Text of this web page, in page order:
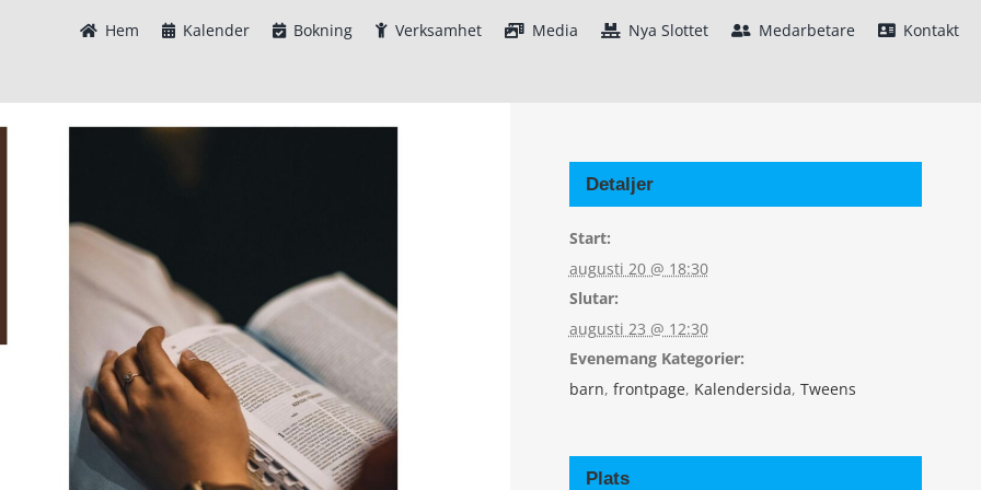
Hem Kalender Bokning Verksamhet Media Nya Slottet Medarbetare Kontakt
Detaljer
Start:
augusti 20 @ 18:30
Slutar:
augusti 23 @ 12:30
Evenemang Kategorier:
barn, frontpage, Kalendersida, Tweens
Plats